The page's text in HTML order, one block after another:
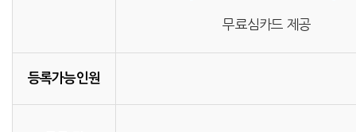
무료심카드 제공
등록가능인원